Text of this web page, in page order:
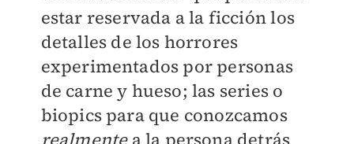
estar reservada a la ficción los
detalles de los horrores
experimentados por personas
de carne y hueso; las series o
biopics para que conozcamos
realmente a la persona detrás